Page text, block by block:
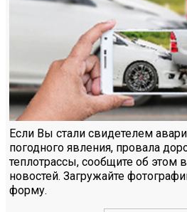
Если Вы стали свидетелем
погодного явления, провала
теплотрассы, сообщите об этом
новостей. Загружайте
форму.